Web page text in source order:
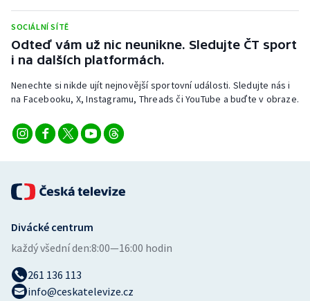
SOCIÁLNÍ SÍTĚ
Odteď vám už nic neunikne. Sledujte ČT sport
i na dalších platformách.
Nenechte si nikde ujít nejnovější sportovní události. Sledujte nás i
na Facebooku, X, Instagramu, Threads či YouTube a buďte v obraze.
Divácké centrum
každý všední den:8:00—16:00 hodin
261 136 113
info@ceskatelevize.cz